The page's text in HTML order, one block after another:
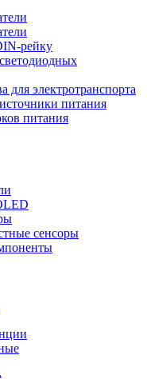
рейку
для электротранспорта
питания
питания
сенсоры